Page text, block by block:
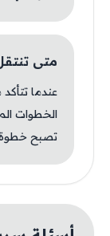
متى
عندما
الخطوات
تصبح خطوة